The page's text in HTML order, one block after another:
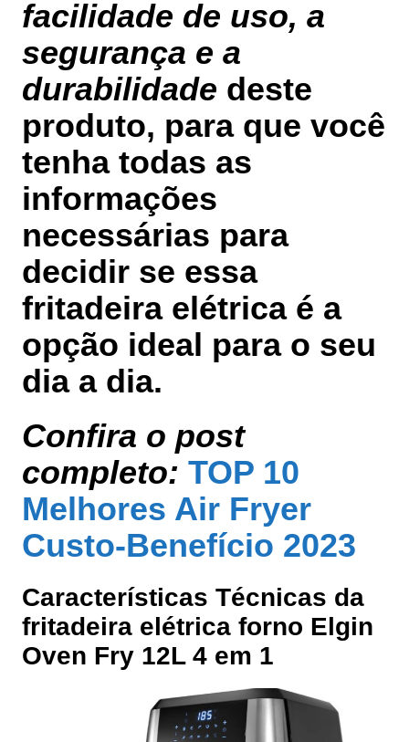
facilidade de uso, a
segurança e a
durabilidade deste
produto, para que você
tenha todas as
informações
necessárias para
decidir se essa
fritadeira elétrica é a
opção ideal para o seu
dia a dia.
Confira o post
completo: TOP 10
Melhores Air Fryer
Custo-Benefício 2023
Características Técnicas da
fritadeira elétrica forno Elgin
Oven Fry 12L 4 em 1